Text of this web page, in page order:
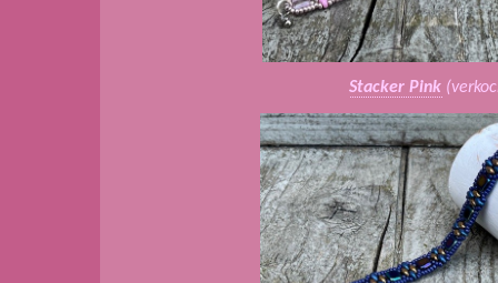
Stacker Pink